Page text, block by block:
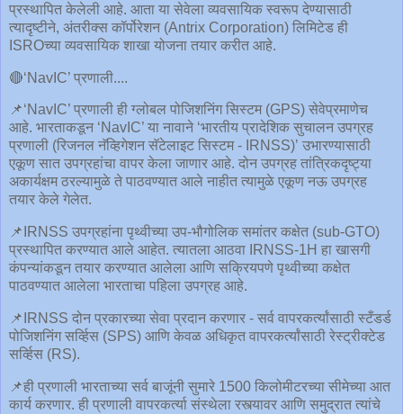
प्रस्थापित केलेली आहे. आता या सेवेला व्यवसायिक स्वरूप देण्यासाठी
त्यादृष्टीने, अंतरीक्स कॉर्पोरेशन (Antrix Corporation) लिमिटेड ही
ISROच्या व्यवसायिक शाखा योजना तयार करीत आहे.
🔴‘NavIC’ प्रणाली....
📌‘NavIC’ प्रणाली ही ग्लोबल पोजिशनिंग सिस्टम (GPS) सेवेप्रमाणेच
आहे. भारताकडून ‘NavIC’ या नावाने ‘भारतीय प्रादेशिक सुचालन उपग्रह
प्रणाली (रिजनल नॅव्हिगेशन सॅटेलाइट सिस्टम - IRNSS)’ उभारण्यासाठी
एकूण सात उपग्रहांचा वापर केला जाणार आहे. दोन उपग्रह तांत्रिकदृष्ट्या
अकार्यक्षम ठरल्यामुळे ते पाठवण्यात आले नाहीत त्यामुळे एकूण नऊ उपग्रह
तयार केले गेलेत.
📌IRNSS उपग्रहांना पृथ्वीच्या उप-भौगोलिक समांतर कक्षेत (sub-GTO)
प्रस्थापित करण्यात आले आहेत. त्यातला आठवा IRNSS-1H हा खासगी
कंपन्यांकडून तयार करण्यात आलेला आणि सक्रियपणे पृथ्वीच्या कक्षेत
पाठवण्यात आलेला भारताचा पहिला उपग्रह आहे.
📌IRNSS दोन प्रकारच्या सेवा प्रदान करणार - सर्व वापरकर्त्यांसाठी स्टँडर्ड
पोजिशनिंग सर्व्हिस (SPS) आणि केवळ अधिकृत वापरकर्त्यांसाठी रेस्ट्रीक्टेड
सर्व्हिस (RS).
📌ही प्रणाली भारताच्या सर्व बाजूंनी सुमारे 1500 किलोमीटरच्या सीमेच्या आत
कार्य करणार. ही प्रणाली वापरकर्त्या संस्थेला रस्त्यावर आणि समुद्रात त्यांचे